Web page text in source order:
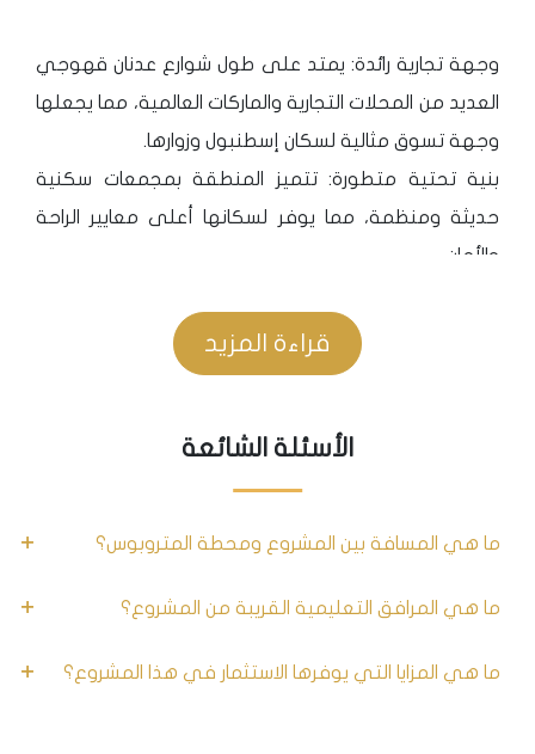
وجهة تجارية رائدة: يمتد على طول شوارع عدنان قهوجي
العديد من المحلات التجارية والماركات العالمية، مما يجعلها
وجهة تسوق مثالية لسكان إسطنبول وزوارها.
بنية تحتية متطورة: تتميز المنطقة بمجمعات سكنية
حديثة ومنظمة، مما يوفر لسكانها أعلى معايير الراحة
والأمان.
طريق E-5 السريع، مما يسهل الوصول إلى جميع مناطق
المؤسسات الخدمية
Beylikdüzü Kolan Hospital 0.5km
Medicana International Istanbul 2.7 km
• أقرب المولات والمراكز التجارية إلى المشروع:
قراءة المزيد
الأسئلة الشائعة
ما هي المسافة بين المشروع ومحطة المتروبوس؟
ما هي المرافق التعليمية القريبة من المشروع؟
ما هي المزايا التي يوفرها الاستثمار في هذا المشروع؟